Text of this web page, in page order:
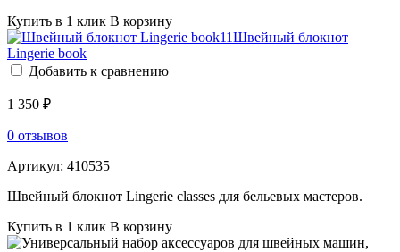
Купить в 1 клик В корзину
Швейный блокнот
Lingerie book
Добавить к сравнению
1 350 ₽
0 отзывов
Артикул: 410535
Швейный блокнот Lingerie classes для бельевых мастеров.
Купить в 1 клик В корзину